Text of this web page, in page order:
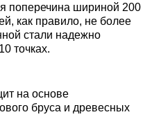
поперечина шириной 200
как правило, не более
стали надежно
точках.
на основе
бруса и древесных